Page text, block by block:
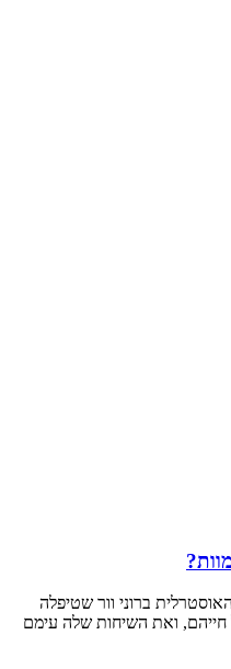
ברוני וור שטיפלה
חייהם, ואת השיחות שלה עימם